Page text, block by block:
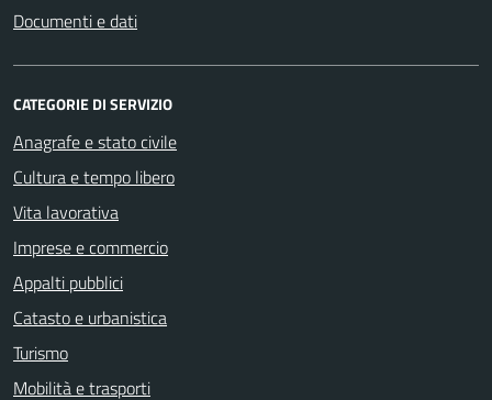
Documenti e dati
CATEGORIE DI SERVIZIO
Anagrafe e stato civile
Cultura e tempo libero
Vita lavorativa
Imprese e commercio
Appalti pubblici
Catasto e urbanistica
Turismo
Mobilità e trasporti